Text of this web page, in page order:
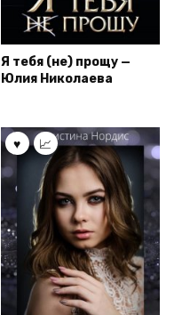
Я тебя (не) прощу —
Юлия Николаева